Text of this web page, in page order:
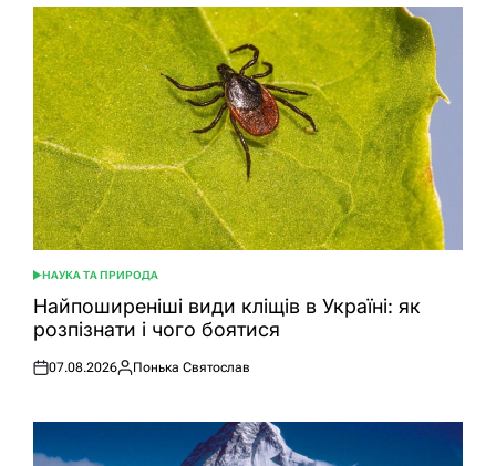
ОПУБЛІКУВАТИ
У
НАУКА ТА ПРИРОДА
Найпоширеніші види кліщів в Україні: як
розпізнати і чого боятися
Оприлюднено
07.08.2026
Опубліковано
Понька Святослав